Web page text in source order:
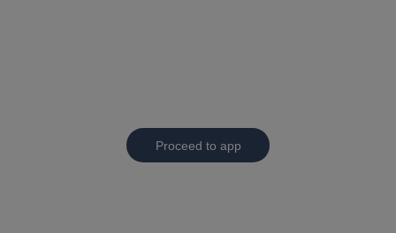
Proceed to app